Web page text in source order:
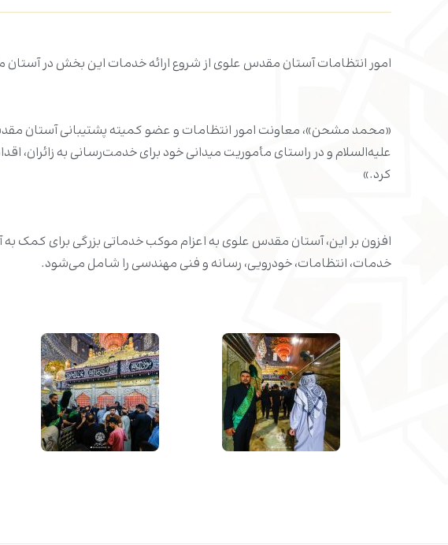
امور انتظامات آستان مقدس علوی از شروع ارائه خدمات این بخش در آستان
«محمد مشحن»، معاونت امور انتظامات و عضو کمیته پشتیبانی آستان
علیه‌السلام و در راستای مأموریت میدانی خود برای خدمت‌رسانی به زائران،
کرد.»
افزون بر این، آستان مقدس علوی به اعزام موکب خدماتی بزرگی برای
خدمات، انتظامات، خودرویی، رسانه و فنی مهندسی را شامل می‌شود.